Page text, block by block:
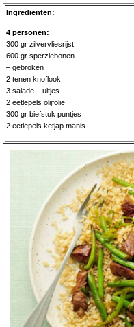
Ingrediënten:
4 personen:
300 gr zilvervliesrijst
600 gr sperziebonen
– gebroken
2 tenen knoflook
3 salade – uitjes
2 eetlepels olijfolie
300 gr biefstuk puntjes
2 eetlepels ketjap manis